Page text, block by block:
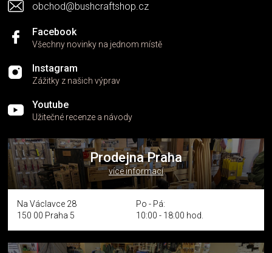
obchod@bushcraftshop.cz
Facebook
Všechny novinky na jednom místě
Instagram
Zážitky z našich výprav
Youtube
Užitečné recenze a návody
Prodejna Praha
více informací
Na Václavce 28
150 00 Praha 5
Po - Pá:
10:00 - 18:00 hod.